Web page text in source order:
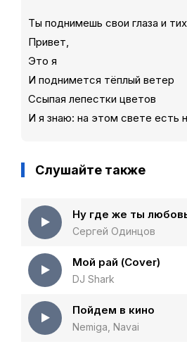
Ты поднимешь свои глаза и
Привет,
Это я
И поднимется тёплый ветер
Ссыпая лепестки цветов
И я знаю: на этом свете есть
Слушайте также
Ну где же ты
Сергей Одинцов
Мой рай (Cover)
DJ Shark
Пойдем в кино
Nemiga, Navai